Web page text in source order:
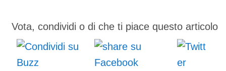
Vota, condividi o di che ti piace questo articolo